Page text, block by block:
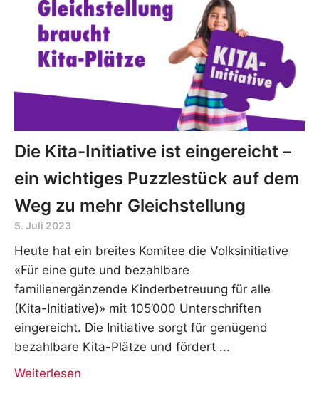
Die Kita-Initiative ist eingereicht –
ein wichtiges Puzzlestück auf dem
Weg zu mehr Gleichstellung
5. Juli 2023
Heute hat ein breites Komitee die Volksinitiative
«Für eine gute und bezahlbare
familienergänzende Kinderbetreuung für alle
(Kita-Initiative)» mit 105’000 Unterschriften
eingereicht. Die Initiative sorgt für genügend
bezahlbare Kita-Plätze und fördert
Weiterlesen